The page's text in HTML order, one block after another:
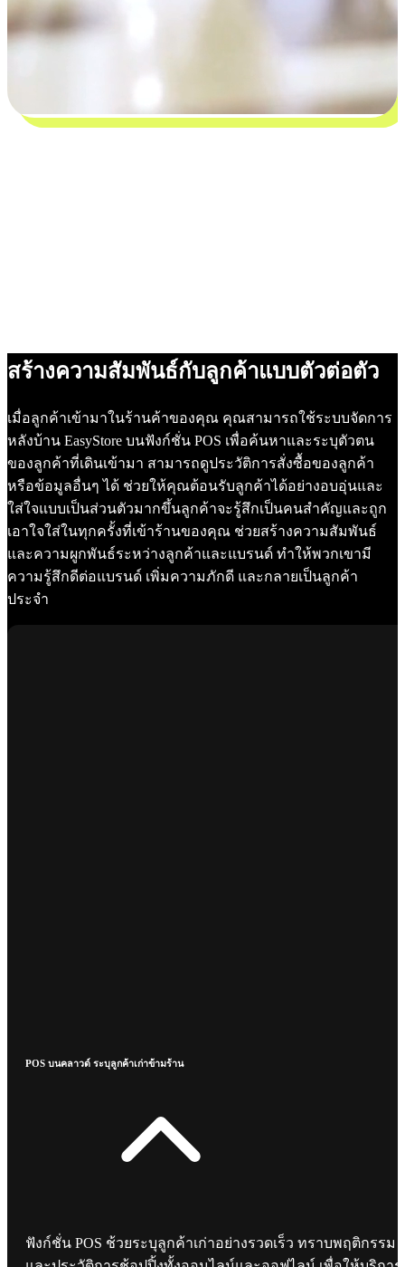
สร้างความสัมพันธ์กับลูกค้าแบบตัวต่อตัว
เมื่อลูกค้าเข้ามาในร้านค้าของคุณ คุณสามารถใช้ระบบจัดการ
หลังบ้าน EasyStore บนฟังก์ชั่น POS เพื่อค้นหาและระบุตัวตน
ของลูกค้าที่เดินเข้ามา สามารถดูประวัติการสั่งซื้อของลูกค้า
หรือข้อมูลอื่นๆ ได้ ช่วยให้คุณต้อนรับลูกค้าได้อย่างอบอุ่นและ
ใส่ใจแบบเป็นส่วนตัวมากขึ้นลูกค้าจะรู้สึกเป็นคนสำคัญและถูก
เอาใจใส่ในทุกครั้งที่เข้าร้านของคุณ ช่วยสร้างความสัมพันธ์
และความผูกพันธ์ระหว่างลูกค้าและแบรนด์ ทำให้พวกเขามี
ความรู้สึกดีต่อแบรนด์ เพิ่มความภักดี และกลายเป็นลูกค้า
ประจำ
POS บนคลาวด์ ระบุลูกค้าเก่าข้ามร้าน
ฟังก์ชั่น POS ช้วยระบุลูกค้าเก่าอย่างรวดเร็ว ทราบพฤติกรรม